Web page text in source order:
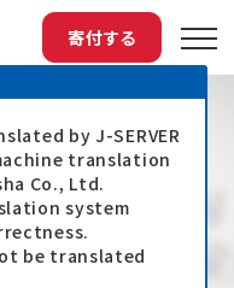
寄付する
by J-SERVER
translation
Co., Ltd.
system
be translated